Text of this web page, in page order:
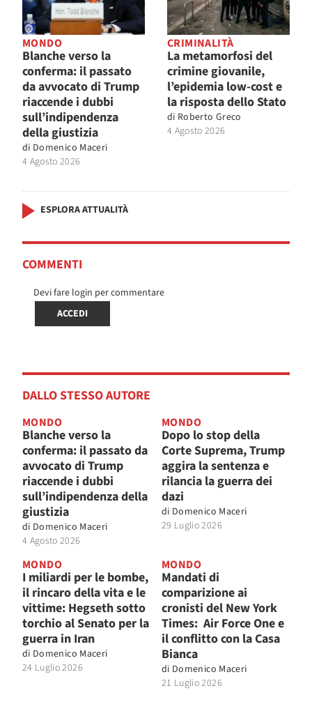
MONDO
Blanche verso la
conferma: il passato
da avvocato di Trump
riaccende i dubbi
sull’indipendenza
della giustizia
di Domenico Maceri
4 Agosto 2026
CRIMINALITÀ
La metamorfosi del
crimine giovanile,
l’epidemia low-cost e
la risposta dello Stato
di Roberto Greco
4 Agosto 2026
ESPLORA ATTUALITÀ
COMMENTI
Devi fare login per commentare
ACCEDI
DALLO STESSO AUTORE
MONDO
Blanche verso la
conferma: il passato da
avvocato di Trump
riaccende i dubbi
sull’indipendenza della
giustizia
di Domenico Maceri
4 Agosto 2026
MONDO
Dopo lo stop della
Corte Suprema, Trump
aggira la sentenza e
rilancia la guerra dei
dazi
di Domenico Maceri
29 Luglio 2026
MONDO
I miliardi per le bombe,
il rincaro della vita e le
vittime: Hegseth sotto
torchio al Senato per la
guerra in Iran
di Domenico Maceri
24 Luglio 2026
MONDO
Mandati di
comparizione ai
cronisti del New York
Times: Air Force One e
il conflitto con la Casa
Bianca
di Domenico Maceri
21 Luglio 2026